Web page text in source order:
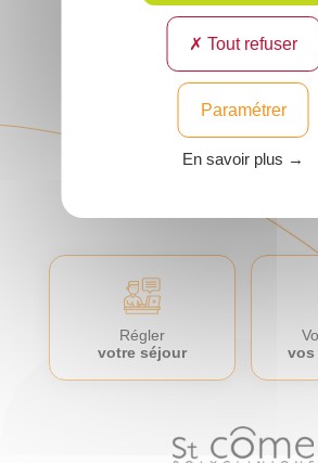
(Rachis)
son agglomération
Voir
profil
Régler
votre séjour
vos
Tout refuser
Paramétrer
En savoir plus →